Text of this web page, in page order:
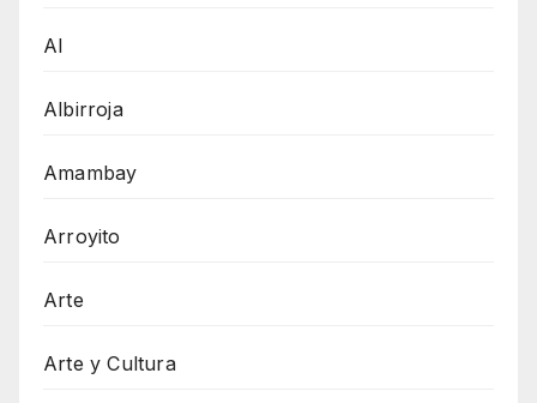
AI
Albirroja
Amambay
Arroyito
Arte
Arte y Cultura